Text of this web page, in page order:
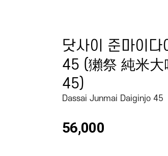
닷사이 준마이다
45 (獺祭 純米大
45)
Dassai Junmai Daiginjo 45
56,000